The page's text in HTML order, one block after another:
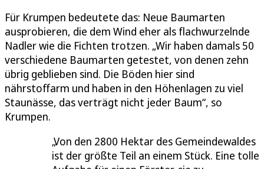
Für Krumpen bedeutete das: Neue Baumarten
ausprobieren, die dem Wind eher als flachwurzelnde
Nadler wie die Fichten trotzen. „Wir haben damals 50
verschiedene Baumarten getestet, von denen zehn
übrig geblieben sind. Die Böden hier sind
nährstoffarm und haben in den Höhenlagen zu viel
Staunässe, das verträgt nicht jeder Baum“, so
Krumpen.
Von den 2800 Hektar des Gemeindewaldes
ist der größte Teil an einem Stück. Eine tolle